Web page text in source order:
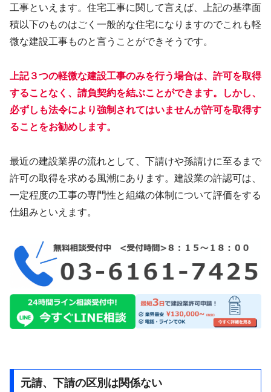
工事といえます。住宅工事に関して言えば、上記の基準面
積以下のものはごく一般的な住宅になりますのでこれも軽
微な建設工事ものと言うことができそうです。
上記３つの軽微な建設工事のみを行う場合は、許可を取得
することなく、請負契約を結ぶことができます。しかし、
必ずしも法令により強制されてはいませんが許可を取得す
ることをお勧めします。
最近の建設業界の流れとして、下請けや孫請けに至るまで
許可の取得を求める風潮にあります。建設業の許認可は、
一定程度の工事の専門性と組織の体制について評価をする
仕組みといえます。
元請、下請の区別は関係ない